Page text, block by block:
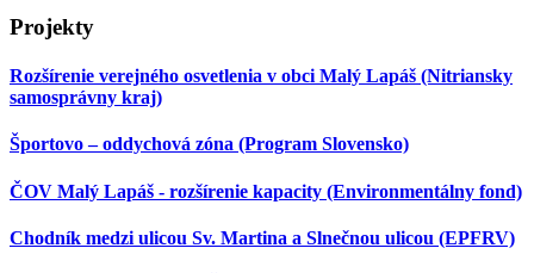
Projekty
Rozšírenie verejného osvetlenia v obci Malý Lapáš (Nitriansky
samosprávny kraj)
Športovo – oddychová zóna (Program Slovensko)
ČOV Malý Lapáš - rozšírenie kapacity (Environmentálny fond)
Chodník medzi ulicou Sv. Martina a Slnečnou ulicou (EPFRV)